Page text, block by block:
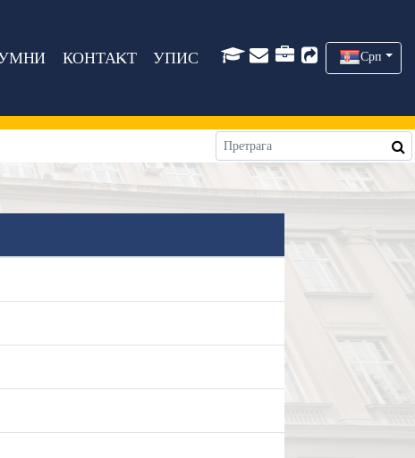
КОНТАКТ УПИС Срп